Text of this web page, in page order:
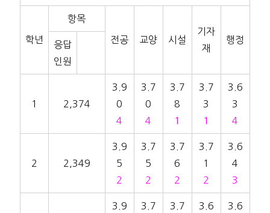
학년
항목
전공 교양 시설
기자
재
행정
응답
인원
1 2,374
3.9
0
4
3.7
0
4
3.7
8
1
3.7
3
1
3.6
3
4
2 2,349
3.9
5
2
3.7
5
2
3.7
6
2
3.7
1
2
3.6
4
3
3.9
3.7
3.7
3.6
3.6